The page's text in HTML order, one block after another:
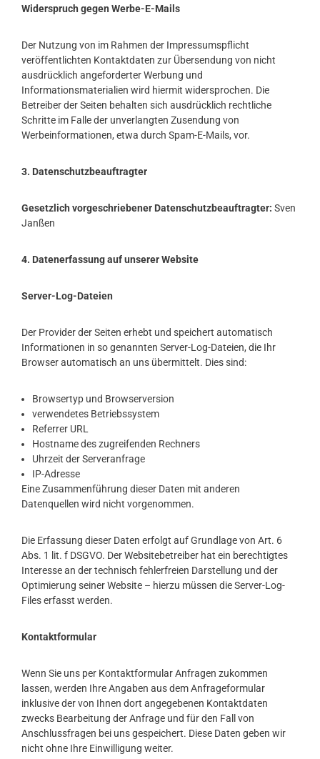
Widerspruch gegen Werbe-E-Mails
Der Nutzung von im Rahmen der Impressumspflicht
veröffentlichten Kontaktdaten zur Übersendung von nicht
ausdrücklich angeforderter Werbung und
Informationsmaterialien wird hiermit widersprochen. Die
Betreiber der Seiten behalten sich ausdrücklich rechtliche
Schritte im Falle der unverlangten Zusendung von
Werbeinformationen, etwa durch Spam-E-Mails, vor.
3. Datenschutzbeauftragter
Gesetzlich vorgeschriebener Datenschutzbeauftragter: Sven
Janßen
4. Datenerfassung auf unserer Website
Server-Log-Dateien
Der Provider der Seiten erhebt und speichert automatisch
Informationen in so genannten Server-Log-Dateien, die Ihr
Browser automatisch an uns übermittelt. Dies sind:
Browsertyp und Browserversion
verwendetes Betriebssystem
Referrer URL
Hostname des zugreifenden Rechners
Uhrzeit der Serveranfrage
IP-Adresse
Eine Zusammenführung dieser Daten mit anderen
Datenquellen wird nicht vorgenommen.
Die Erfassung dieser Daten erfolgt auf Grundlage von Art. 6
Abs. 1 lit. f DSGVO. Der Websitebetreiber hat ein berechtigtes
Interesse an der technisch fehlerfreien Darstellung und der
Optimierung seiner Website – hierzu müssen die Server-Log-
Files erfasst werden.
Kontaktformular
Wenn Sie uns per Kontaktformular Anfragen zukommen
lassen, werden Ihre Angaben aus dem Anfrageformular
inklusive der von Ihnen dort angegebenen Kontaktdaten
zwecks Bearbeitung der Anfrage und für den Fall von
Anschlussfragen bei uns gespeichert. Diese Daten geben wir
nicht ohne Ihre Einwilligung weiter.